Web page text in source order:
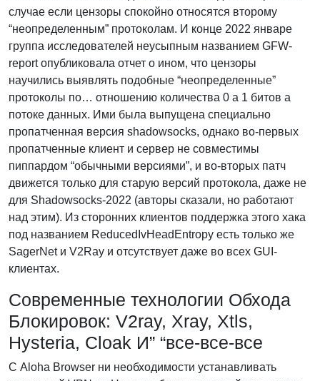
случае если цензоры спокойно относятся второму
“неопределенным” протоколам. И конце 2022 январе
группа исследователей неусыпным названием GFW-
report опубликовала отчет о ином, что цензоры
научились выявлять подобные “неопределенные”
протоколы по… отношению количества 0 а 1 битов а
потоке данных. Ими была выпущена специально
пропатченная версия shadowsocks, однако во-первых
пропатченные клиент и сервер не совместимы
пиппардом “обычными версиями”, и во-вторых патч
движется только для старую версий протокола, даже не
для Shadowsocks-2022 (авторы сказали, но работают
над этим). Из сторонних клиентов поддержка этого хака
под названием ReducedIvHeadEntropy есть только же
SagerNet и V2Ray и отсутствует даже во всех GUI-
клиентах.
Современные технологии Обхода
Блокировок: V2ray, Xray, Xtls,
Hysteria, Cloak И” “все-все-все
С Aloha Browser ни необходимости устанавливать